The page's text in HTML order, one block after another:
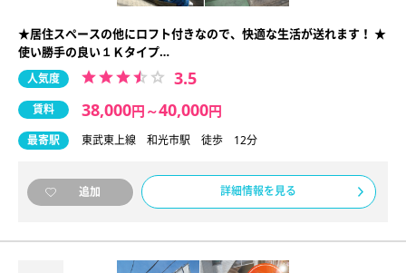
★居住スペースの他にロフト付きなので、快適な生活が送れます！ ★
使い勝手の良い１Ｋタイプ…
人気度 3.5
賃料 38,000円 ～40,000円
最寄駅 東武東上線 和光市駅 徒歩 12分
追加 詳細情報を見る